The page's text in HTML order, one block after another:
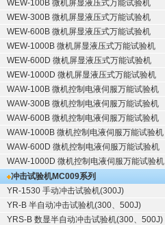
WEW-100B 微机屏显液压式万能试验机
WEW-300B 微机屏显液压式万能试验机
WEW-600B 微机屏显液压式万能试验机
WEW-1000B 微机屏显液压式万能试验机
WEW-600D 微机屏显液压式万能试验机
WEW-1000D 微机屏显液压式万能试验机
WAW-100B 微机控制电液伺服万能试验机
WAW-300B 微机控制电液伺服万能试验机
WAW-600B 微机控制电液伺服万能试验机
WAW-1000B 微机控制电液伺服万能试验机
WAW-600D 微机控制电液伺服万能试验机
WAW-1000D 微机控制电液伺服万能试验机
冲击试验机MC009系列
YR-1530 手动冲击试验机(300J)
YR-B 半自动冲击试验机(300、500J)
YRS-B 数显半自动冲击试验机(300、500J)